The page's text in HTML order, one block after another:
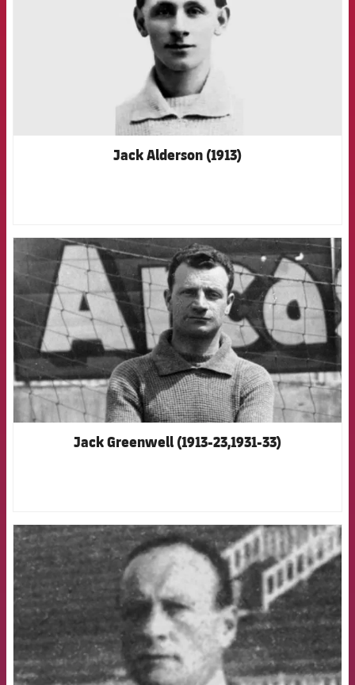
Jack Alderson (1913)
FCB Barcelona badge
Jack Greenwell (1913-23,1931-33)
FCB Barcelona badge